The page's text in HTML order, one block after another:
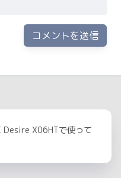
Desire X06HTで使って